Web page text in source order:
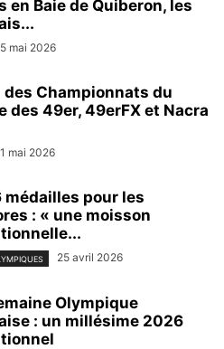
en Baie de Quiberon, les
mai 2026
des Championnats du
des 49er, 49erFX et Nacra
mai 2026
médailles pour les
: « une moisson
25 avril 2026
Olympique
: un millésime 2026